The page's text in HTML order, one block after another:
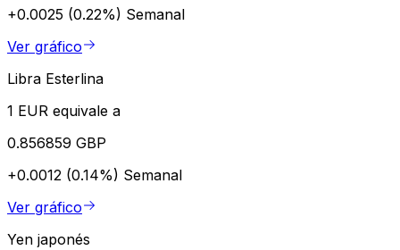
+0.0025 (0.22%) Semanal
Ver gráfico
Libra Esterlina
1 EUR equivale a
0.856859 GBP
+0.0012 (0.14%) Semanal
Ver gráfico
Yen japonés